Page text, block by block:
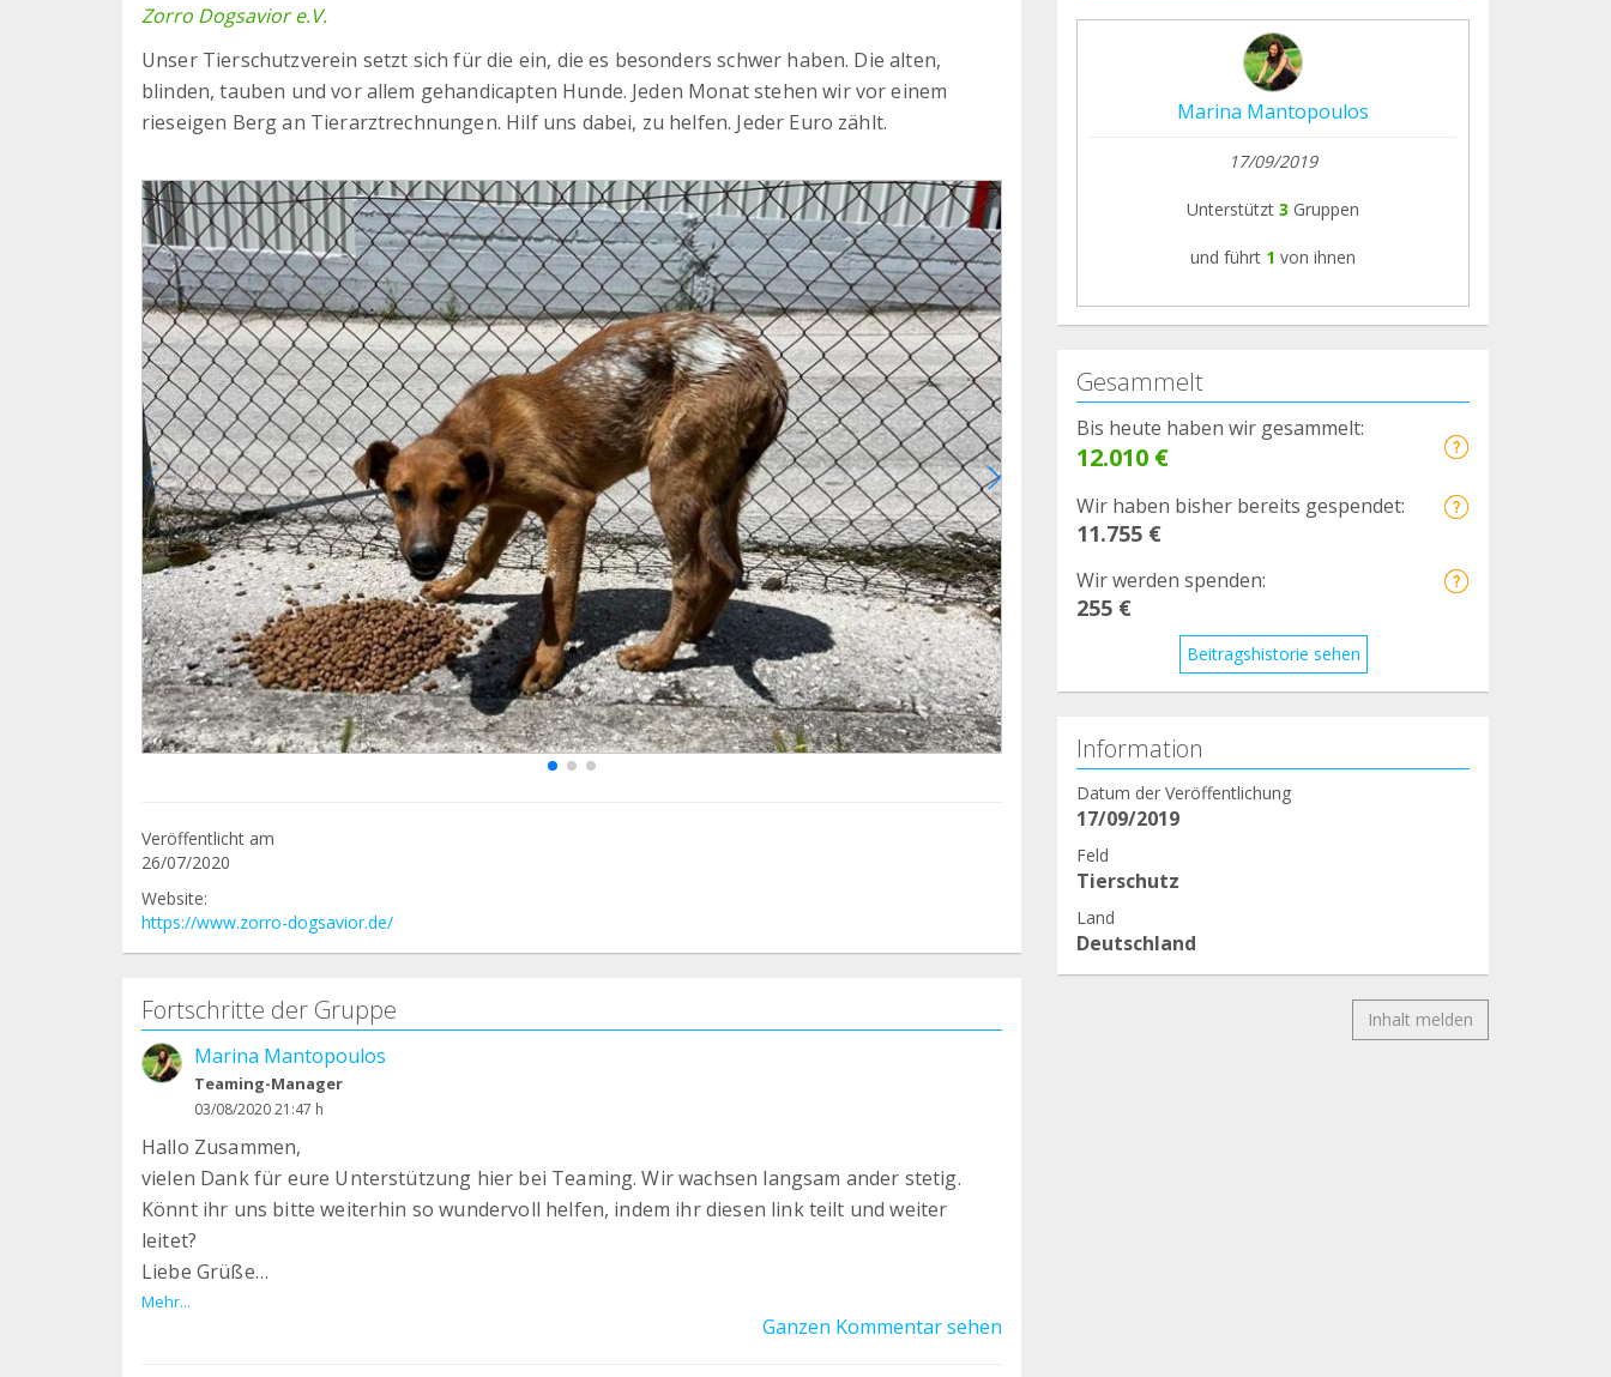
Zorro Dogsavior e.V.
Unser Tierschutzverein setzt sich für die ein, die es besonders schwer haben. Die alten,
blinden, tauben und vor allem gehandicapten Hunde. Jeden Monat stehen wir vor einem
rieseigen Berg an Tierarztrechnungen. Hilf uns dabei, zu helfen. Jeder Euro zählt.
Veröffentlicht am
26/07/2020
Website:
https://www.zorro-dogsavior.de/
Fortschritte der Gruppe
Marina Mantopoulos
Teaming-Manager
03/08/2020 21:47 h
Hallo Zusammen,
vielen Dank für eure Unterstützung hier bei Teaming. Wir wachsen langsam ander stetig.
Könnt ihr uns bitte weiterhin so wundervoll helfen, indem ihr diesen link teilt und weiter
leitet?
Liebe Grüße
Marina vom Team Zorro
Mehr...
Ganzen Kommentar sehen
Marina Mantopoulos
17/09/2019
Unterstützt 3 Gruppen
und führt 1 von ihnen
Gesammelt
Bis heute haben wir gesammelt:
12.010 €
Wir haben bisher bereits gespendet:
11.755 €
Wir werden spenden:
255 €
Beitragshistorie sehen
Information
Datum der Veröffentlichung
17/09/2019
Feld
Tierschutz
Land
Deutschland
Inhalt melden